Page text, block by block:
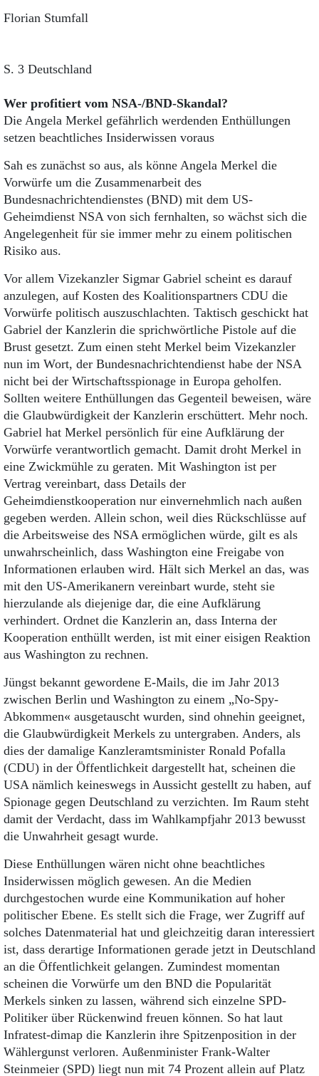
Florian Stumfall
S. 3 Deutschland
Wer profitiert vom NSA-/BND-Skandal?
Die Angela Merkel gefährlich werdenden Enthüllungen
setzen beachtliches Insiderwissen voraus
Sah es zunächst so aus, als könne Angela Merkel die
Vorwürfe um die Zusammenarbeit des
Bundesnachrichtendienstes (BND) mit dem US-
Geheimdienst NSA von sich fernhalten, so wächst sich die
Angelegenheit für sie immer mehr zu einem politischen
Risiko aus.
Vor allem Vizekanzler Sigmar Gabriel scheint es darauf
anzulegen, auf Kosten des Koalitionspartners CDU die
Vorwürfe politisch auszuschlachten. Taktisch ge­schickt hat
Gabriel der Kanzlerin die sprichwörtliche Pistole auf die
Brust gesetzt. Zum einen steht Merkel beim Vizekanzler
nun im Wort, der Bundesnachrichtendienst habe der NSA
nicht bei der Wirtschaftsspionage in Europa geholfen.
Sollten weitere Enthüllungen das Gegenteil beweisen, wäre
die Glaubwürdigkeit der Kanzlerin erschüttert. Mehr noch.
Gabriel hat Merkel persönlich für eine Aufklärung der
Vorwürfe verantwortlich gemacht. Damit droht Merkel in
eine Zwickmühle zu geraten. Mit Washington ist per
Vertrag vereinbart, dass Details der
Geheimdienstkooperation nur einvernehmlich nach außen
gegeben werden. Allein schon, weil dies Rückschlüsse auf
die Arbeitsweise des NSA ermöglichen würde, gilt es als
unwahrscheinlich, dass Washington eine Freigabe von
Informationen erlauben wird. Hält sich Merkel an das, was
mit den US-Amerikanern vereinbart wurde, steht sie
hierzulande als diejenige dar, die eine Aufklärung
verhindert. Ordnet die Kanzlerin an, dass Interna der
Kooperation enthüllt werden, ist mit einer eisigen Reaktion
aus Washington zu rechnen.
Jüngst bekannt gewordene E-Mails, die im Jahr 2013
zwischen Berlin und Washington zu einem „No-Spy-
Abkommen« ausgetauscht wurden, sind ohnehin geeignet,
die Glaubwürdigkeit Merkels zu untergraben. Anders, als
dies der damalige Kanzleramtsminister Ronald Pofalla
(CDU) in der Öffentlichkeit dargestellt hat, scheinen die
USA nämlich keineswegs in Aussicht gestellt zu haben, auf
Spionage gegen Deutschland zu verzichten. Im Raum steht
damit der Verdacht, dass im Wahlkampfjahr 2013 bewusst
die Unwahrheit gesagt wurde.
Diese Enthüllungen wären nicht ohne beachtliches
Insiderwissen möglich gewesen. An die Medien
durchgestochen wurde eine Kommunikation auf hoher
politischer Ebene. Es stellt sich die Frage, wer Zugriff auf
solches Datenmaterial hat und gleichzeitig daran interessiert
ist, dass derartige Informationen gerade jetzt in Deutschland
an die Öffentlichkeit gelangen. Zumindest momentan
scheinen die Vorwürfe um den BND die Popularität
Merkels sinken zu lassen, während sich einzelne SPD-
Politiker über Rückenwind freuen können. So hat laut
Infratest-dimap die Kanzlerin ihre Spitzenposition in der
Wählergunst verloren. Außenminister Frank-Walter
Steinmeier (SPD) liegt nun mit 74 Prozent allein auf Platz